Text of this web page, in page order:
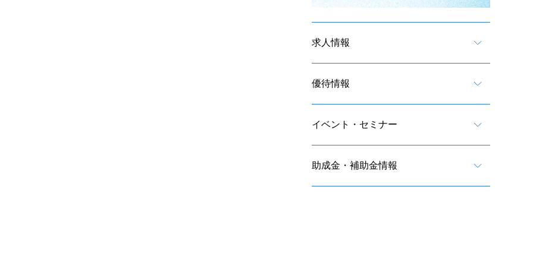
求人情報
優待情報
イベント・セミナー
助成金・補助金情報